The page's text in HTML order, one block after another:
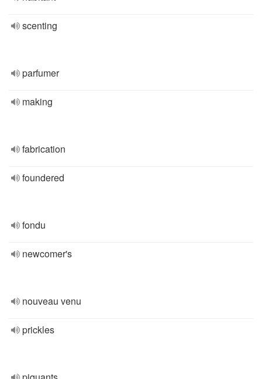
scenting
parfumer
making
fabrication
foundered
fondu
newcomer's
nouveau venu
prickles